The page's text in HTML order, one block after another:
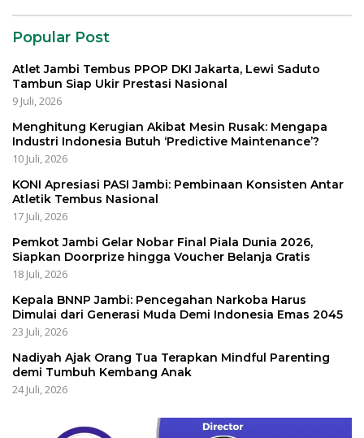
Popular Post
Atlet Jambi Tembus PPOP DKI Jakarta, Lewi Saduto
Tambun Siap Ukir Prestasi Nasional
9 Juli, 2026
Menghitung Kerugian Akibat Mesin Rusak: Mengapa
Industri Indonesia Butuh ‘Predictive Maintenance’?
10 Juli, 2026
KONI Apresiasi PASI Jambi: Pembinaan Konsisten Antar
Atletik Tembus Nasional
17 Juli, 2026
Pemkot Jambi Gelar Nobar Final Piala Dunia 2026,
Siapkan Doorprize hingga Voucher Belanja Gratis
18 Juli, 2026
Kepala BNNP Jambi: Pencegahan Narkoba Harus
Dimulai dari Generasi Muda Demi Indonesia Emas 2045
23 Juli, 2026
Nadiyah Ajak Orang Tua Terapkan Mindful Parenting
demi Tumbuh Kembang Anak
24 Juli, 2026